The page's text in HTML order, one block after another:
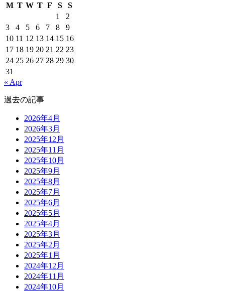
M T W T F S
S
1
2
3
4 5 6 7 8
9
10 11 12 13 14 15 16
17 18 19 20 21 22 23
24 25 26 27 28 29 30
31
« Apr
過去の記事
2026年4月
2026年3月
2025年12月
2025年11月
2025年10月
2025年9月
2025年8月
2025年7月
2025年6月
2025年5月
2025年4月
2025年3月
2025年2月
2025年1月
2024年12月
2024年11月
2024年10月